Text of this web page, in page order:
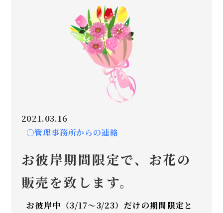
2021.03.16
○管理事務所からの連絡
お彼岸期間限定で、お花の
販売を致します。
お彼岸中（3/17～3/23）だけの期間限定と